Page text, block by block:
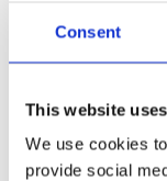
Consent
This website
We use cookies
provide social